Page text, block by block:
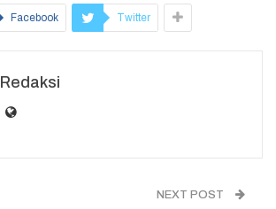
Facebook Twitter
Redaksi
NEXT POST